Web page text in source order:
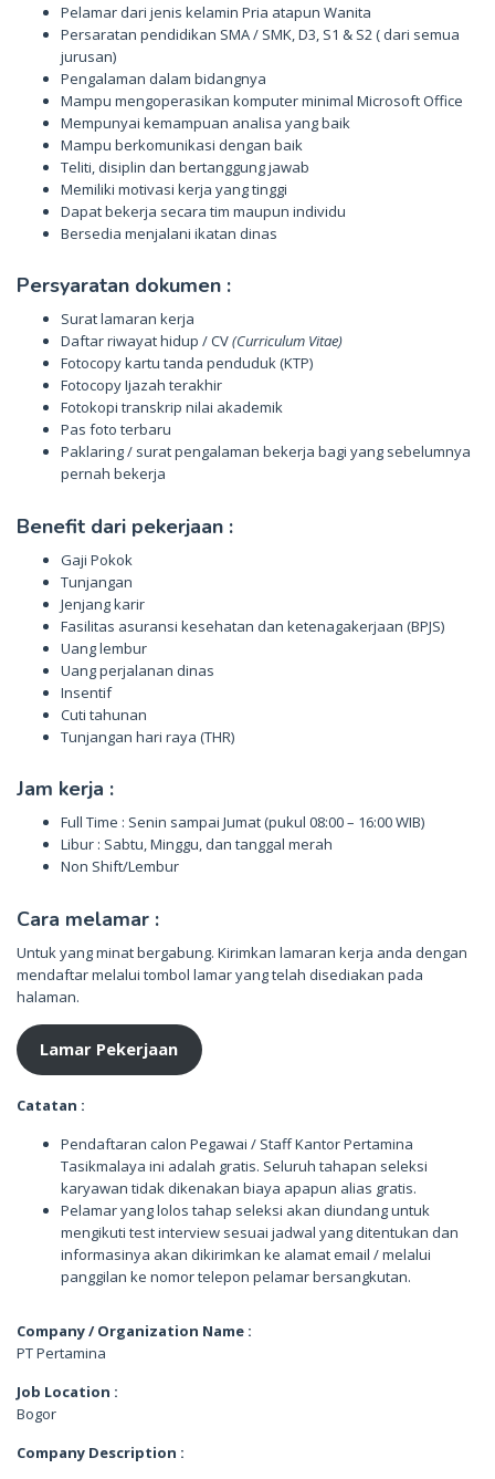
Pelamar dari jenis kelamin Pria atapun Wanita
Persaratan pendidikan SMA / SMK, D3, S1 & S2 ( dari semua
jurusan)
Pengalaman dalam bidangnya
Mampu mengoperasikan komputer minimal Microsoft Office
Mempunyai kemampuan analisa yang baik
Mampu berkomunikasi dengan baik
Teliti, disiplin dan bertanggung jawab
Memiliki motivasi kerja yang tinggi
Dapat bekerja secara tim maupun individu
Bersedia menjalani ikatan dinas
Persyaratan dokumen :
Surat lamaran kerja
Daftar riwayat hidup / CV(Curriculum Vitae)
Fotocopy kartu tanda penduduk (KTP)
Fotocopy Ijazah terakhir
Fotokopi transkrip nilai akademik
Pas foto terbaru
Paklaring / surat pengalaman bekerja bagi yang sebelumnya
pernah bekerja
Benefit dari pekerjaan :
Gaji Pokok
Tunjangan
Jenjang karir
Fasilitas asuransi kesehatan dan ketenagakerjaan (BPJS)
Uang lembur
Uang perjalanan dinas
Insentif
Cuti tahunan
Tunjangan hari raya (THR)
Jam kerja :
Full Time : Senin sampai Jumat (pukul 08:00 – 16:00 WIB)
Libur : Sabtu, Minggu, dan tanggal merah
Non Shift/Lembur
Cara melamar :
Untuk yang minat bergabung. Kirimkan lamaran kerja anda dengan
mendaftar melalui tombol lamar yang telah disediakan pada
halaman.
Lamar Pekerjaan
Catatan :
Pendaftaran calon Pegawai / Staff Kantor Pertamina
Tasikmalaya ini adalah gratis. Seluruh tahapan seleksi
karyawan tidak dikenakan biaya apapun alias gratis.
Pelamar yang lolos tahap seleksi akan diundang untuk
mengikuti test interview sesuai jadwal yang ditentukan dan
informasinya akan dikirimkan ke alamat email / melalui
panggilan ke nomor telepon pelamar bersangkutan.
Company / Organization Name :
PT Pertamina
Job Location :
Bogor
Company Description :